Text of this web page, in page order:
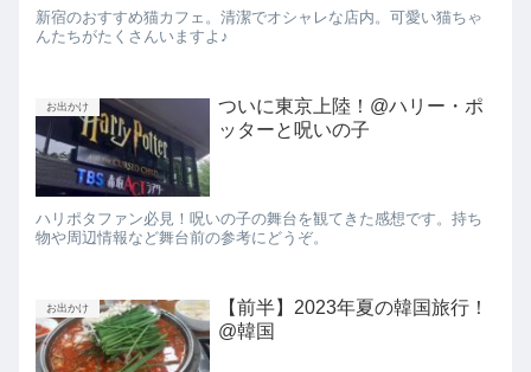
新宿のおすすめ猫カフェ。清潔でオシャレな店内。可愛い猫ちゃ
んたちがたくさんいますよ♪
お出かけ
ついに東京上陸！@ハリー・ポ
ッターと呪いの子
ハリポタファン必見！呪いの子の舞台を観てきた感想です。持ち
物や周辺情報など舞台前の参考にどうぞ。
お出かけ
【前半】2023年夏の韓国旅行！
@韓国